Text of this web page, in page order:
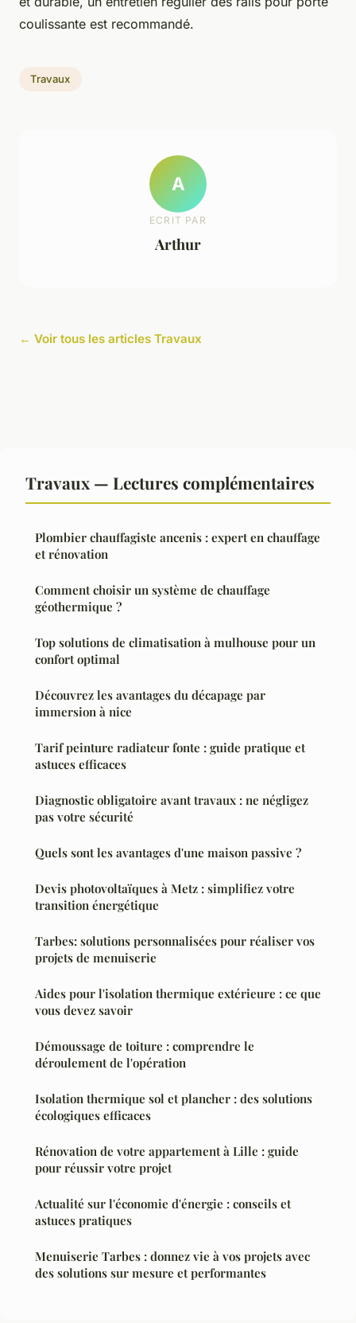
coulissante est recommandé.
Travaux
A
ECRIT PAR
Arthur
← Voir tous les articles Travaux
Travaux — Lectures complémentaires
Plombier chauffagiste ancenis : expert en chauffage
et rénovation
Comment choisir un système de chauffage
géothermique ?
Top solutions de climatisation à mulhouse pour un
confort optimal
Découvrez les avantages du décapage par
immersion à nice
Tarif peinture radiateur fonte : guide pratique et
astuces efficaces
Diagnostic obligatoire avant travaux : ne négligez
pas votre sécurité
Quels sont les avantages d'une maison passive ?
Devis photovoltaïques à Metz : simplifiez votre
transition énergétique
Tarbes: solutions personnalisées pour réaliser vos
projets de menuiserie
Aides pour l'isolation thermique extérieure : ce que
vous devez savoir
Démoussage de toiture : comprendre le
déroulement de l'opération
Isolation thermique sol et plancher : des solutions
écologiques efficaces
Rénovation de votre appartement à Lille : guide
pour réussir votre projet
Actualité sur l'économie d'énergie : conseils et
astuces pratiques
Menuiserie Tarbes : donnez vie à vos projets avec
des solutions sur mesure et performantes